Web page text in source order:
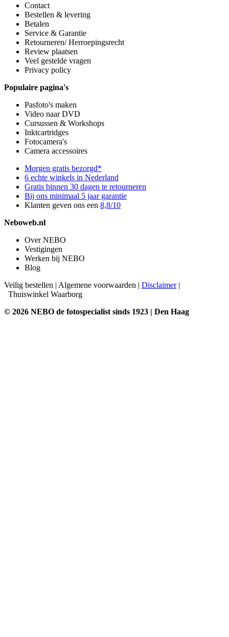
Contact
Bestellen & levering
Betalen
Service & Garantie
Retourneren/ Herroepingsrecht
Review plaatsen
Veel gestelde vragen
Privacy policy
Populaire pagina's
Pasfoto's maken
Video naar DVD
Cursussen & Workshops
Inktcartridges
Fotocamera's
Camera accessoires
Morgen gratis bezorgd*
6 echte winkels in Nederland
Gratis binnen 30 dagen te retourneren
Bij ons minimaal 5 jaar garantie
Klanten geven ons een 8,8/10
Neboweb.nl
Over NEBO
Vestigingen
Werken bij NEBO
Blog
Veilig bestellen | Algemene voorwaarden | Disclaimer|
Thuiswinkel Waarborg
© 2026 NEBO de fotospecialist sinds 1923 | Den Haag